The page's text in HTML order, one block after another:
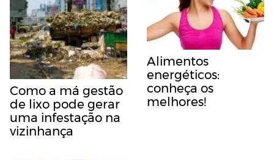
Como a má gestão
de lixo pode gerar
uma infestação na
vizinhança
Alimentos
energéticos:
conheça os
melhores!